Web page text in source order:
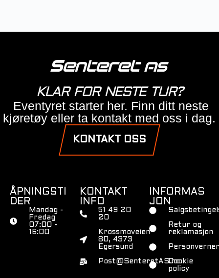
KLAR FOR NESTE TUR?
Eventyret starter her. Finn ditt neste
kjøretøy eller ta kontakt med oss i dag.
KONTAKT OSS
ÅPNINGSTI
DER
Mandag -
Fredag
07:00 -
16:00
KONTAKT
INFO
51 49 20
20
Krossmoveien
80, 4373
Egersund
Post@SenteretAS.no
INFORMAS
JON
Retur og
reklamasjon
Cookie
policy